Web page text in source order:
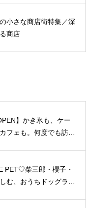
小さな商店街特集／深
商店
】かき氷も、ケー
フェも。何度でも訪れ
PET♡柴三郎・櫻子・
む、おうちドッグラン